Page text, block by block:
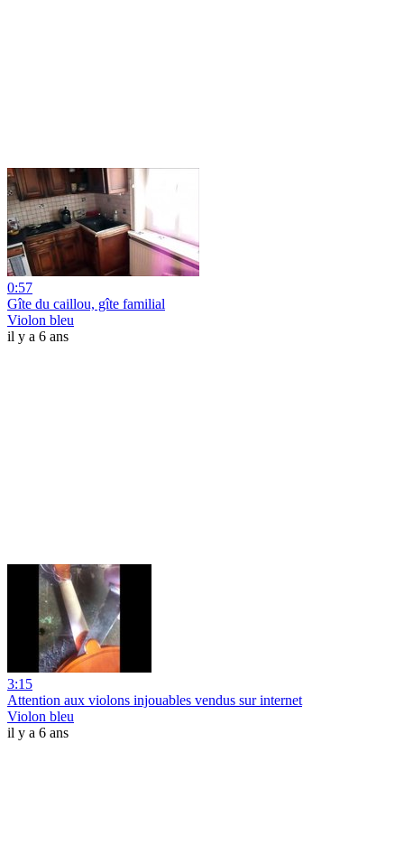
0:57
Gîte du caillou, gîte familial
Violon bleu
il y a 6 ans
3:15
Attention aux violons injouables vendus sur internet
Violon bleu
il y a 6 ans